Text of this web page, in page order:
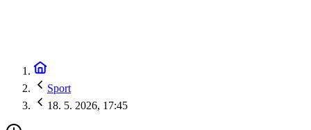
Sport
18. 5. 2026, 17:45